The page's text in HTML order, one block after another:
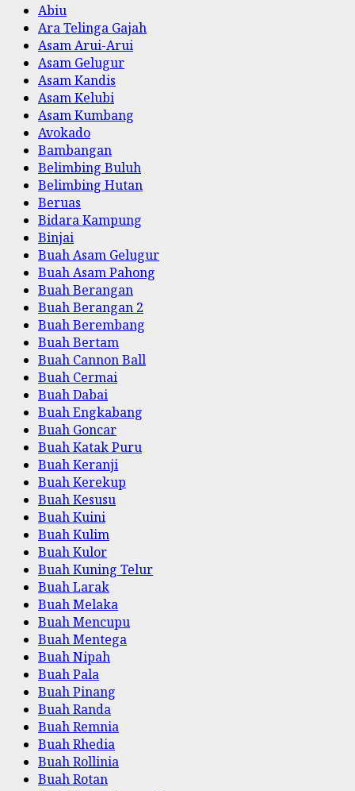
Abiu
Ara Telinga Gajah
Asam Arui-Arui
Asam Gelugur
Asam Kandis
Asam Kelubi
Asam Kumbang
Avokado
Bambangan
Belimbing Buluh
Belimbing Hutan
Beruas
Bidara Kampung
Binjai
Buah Asam Gelugur
Buah Asam Pahong
Buah Berangan
Buah Berangan 2
Buah Berembang
Buah Bertam
Buah Cannon Ball
Buah Cermai
Buah Dabai
Buah Engkabang
Buah Goncar
Buah Katak Puru
Buah Keranji
Buah Kerekup
Buah Kesusu
Buah Kuini
Buah Kulim
Buah Kulor
Buah Kuning Telur
Buah Larak
Buah Melaka
Buah Mencupu
Buah Mentega
Buah Nipah
Buah Pala
Buah Pinang
Buah Randa
Buah Remnia
Buah Rhedia
Buah Rollinia
Buah Rotan